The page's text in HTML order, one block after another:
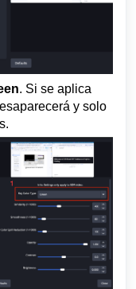
. Si se aplica
y solo